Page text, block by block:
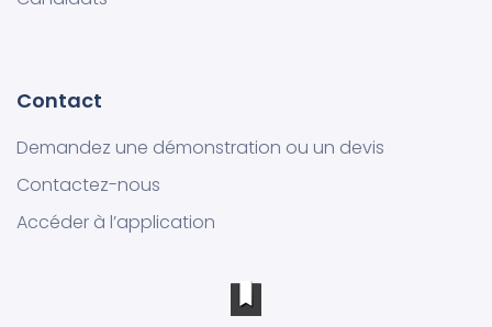
Contact
Demandez une démonstration ou un devis
Contactez-nous
Accéder à l’application